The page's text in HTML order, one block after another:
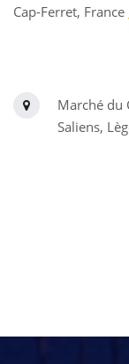
Cap-Ferret, France
Marché du
Saliens,